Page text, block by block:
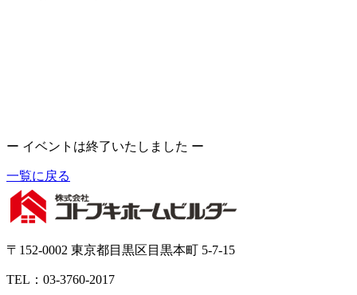
ー イベントは終了いたしました ー
一覧に戻る
〒152-0002 東京都目黒区目黒本町 5-7-15
TEL：03-3760-2017